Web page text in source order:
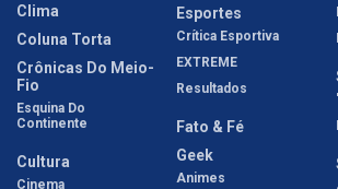
Clima
Coluna Torta
Crônicas Do Meio-
Fio
Esquina Do
Continente
Cultura
Cinema
Esportes
Crítica Esportiva
EXTREME
Resultados
Fato & Fé
Geek
Animes